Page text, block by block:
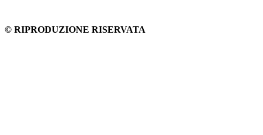
© RIPRODUZIONE RISERVATA